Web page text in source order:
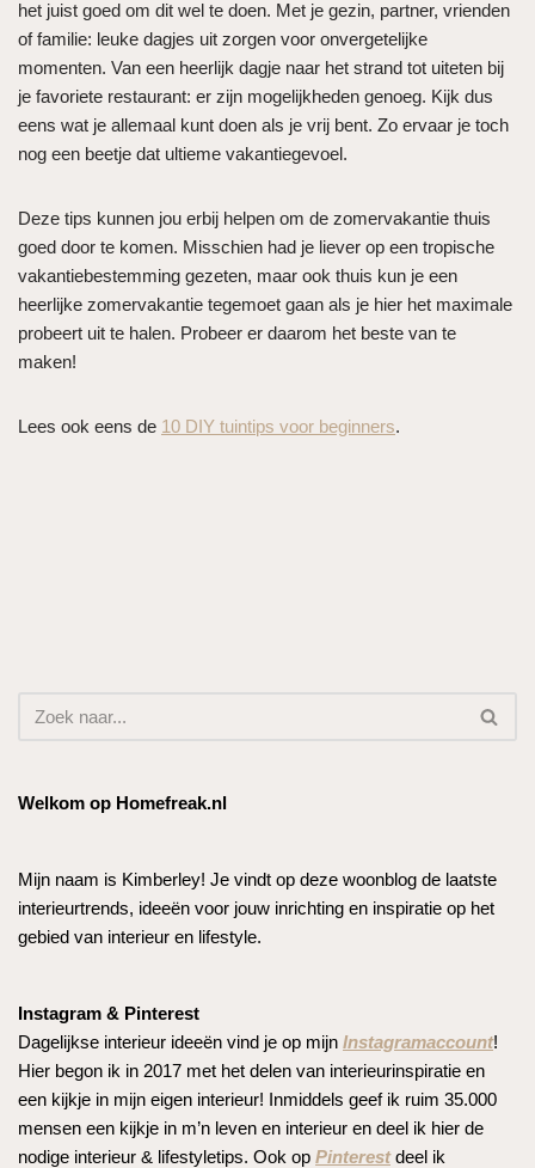
het juist goed om dit wel te doen. Met je gezin, partner, vrienden
of familie: leuke dagjes uit zorgen voor onvergetelijke
momenten. Van een heerlijk dagje naar het strand tot uiteten bij
je favoriete restaurant: er zijn mogelijkheden genoeg. Kijk dus
eens wat je allemaal kunt doen als je vrij bent. Zo ervaar je toch
nog een beetje dat ultieme vakantiegevoel.
Deze tips kunnen jou erbij helpen om de zomervakantie thuis
goed door te komen. Misschien had je liever op een tropische
vakantiebestemming gezeten, maar ook thuis kun je een
heerlijke zomervakantie tegemoet gaan als je hier het maximale
probeert uit te halen. Probeer er daarom het beste van te
maken!
Lees ook eens de 10 DIY tuintips voor beginners.
Welkom op Homefreak.nl
Mijn naam is Kimberley! Je vindt op deze woonblog de laatste
interieurtrends, ideeën voor jouw inrichting en inspiratie op het
gebied van interieur en lifestyle.
Instagram & Pinterest
Dagelijkse interieur ideeën vind je op mijn Instagramaccount!
Hier begon ik in 2017 met het delen van interieurinspiratie en
een kijkje in mijn eigen interieur! Inmiddels geef ik ruim 35.000
mensen een kijkje in m’n leven en interieur en deel ik hier de
nodige interieur & lifestyletips. Ook op Pinterestdeel ik